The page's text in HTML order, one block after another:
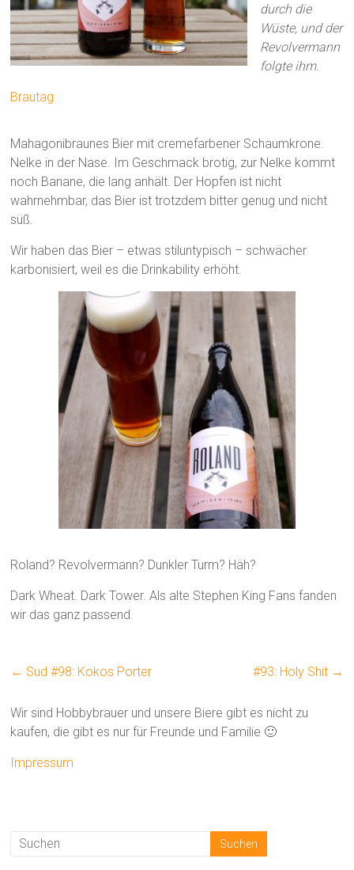
durch die
Wüste, und der
Revolvermann
folgte ihm.
Brautag
Mahagonibraunes Bier mit cremefarbener Schaumkrone.
Nelke in der Nase. Im Geschmack brotig, zur Nelke kommt
noch Banane, die lang anhält. Der Hopfen ist nicht
wahrnehmbar, das Bier ist trotzdem bitter genug und nicht
süß.
Wir haben das Bier – etwas stiluntypisch – schwächer
karbonisiert, weil es die Drinkability erhöht.
Roland? Revolvermann? Dunkler Turm? Häh?
Dark Wheat. Dark Tower. Als alte Stephen King Fans fanden
wir das ganz passend.
← Sud #98: Kokos Porter #93: Holy Shit →
Wir sind Hobbybrauer und unsere Biere gibt es nicht zu
kaufen, die gibt es nur für Freunde und Familie 🙂
Impressum